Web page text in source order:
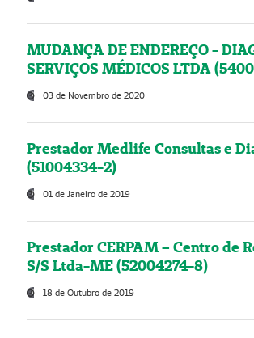
MUDANÇA DE ENDEREÇO -
SERVIÇOS MÉDICOS LTDA
03 de Novembro de 2020
Prestador Medlife Consultas e
(51004334-2)
01 de Janeiro de 2019
Prestador CERPAM – Centro de
S/S Ltda-ME (52004274-8)
18 de Outubro de 2019